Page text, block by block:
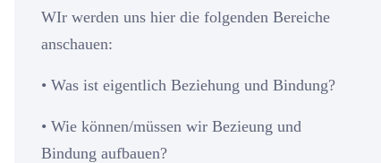
WIr werden uns hier die folgenden Bereiche
anschauen:
• Was ist eigentlich Beziehung und Bindung?
• Wie können/müssen wir Bezieung und
Bindung aufbauen?